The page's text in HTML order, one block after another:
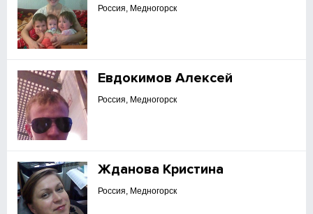
Россия, Медногорск
Евдокимов Алексей
Россия, Медногорск
Жданова Кристина
Россия, Медногорск